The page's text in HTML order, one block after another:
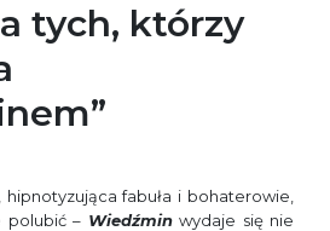
tych, którzy
fabuła i bohaterowie,
polubić – Wiedźminwydaje się nie